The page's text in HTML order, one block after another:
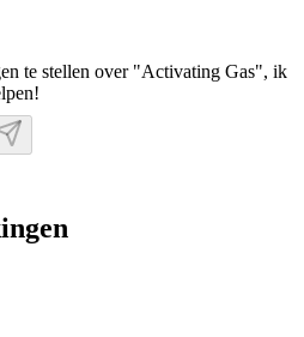
te stellen over "Activating Gas", ik